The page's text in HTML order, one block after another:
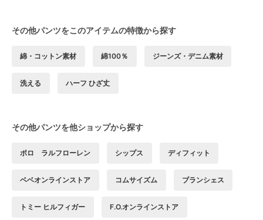
その他パンツをこのアイテムの特徴から探す
綿・コットン素材 綿100％ ジーンズ・デニム素材
洗える ハーフ ひざ丈
その他パンツを他ショップから探す
ポロ ラルフローレン シップス ディフィット
ベベオンラインストア コムサイズム ブランシェス
トミー ヒルフィガー F.O.オンラインストア